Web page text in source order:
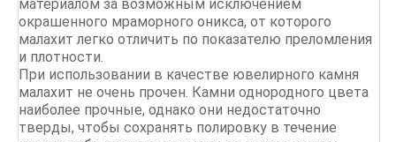
материалом за возможным исключением
окрашенного мраморного оникса, от которого
малахит легко отличить по показателю преломления
и плотности.
При использовании в качестве ювелирного камня
малахит не очень прочен. Камни однородного цвета
наиболее прочные, однако они недостаточно
тверды, чтобы сохранять полировку в течение